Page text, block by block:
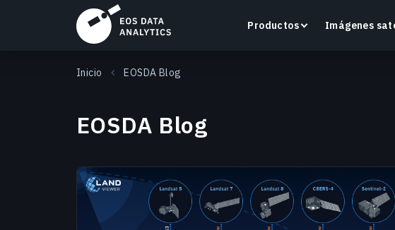
Productos
Busca, visualiza y analiza imágenes satelitales
directamente en tu navegador.
Más información
del
Más
Imágenes
Inicio EOSDA Blog
EOSDA Blog